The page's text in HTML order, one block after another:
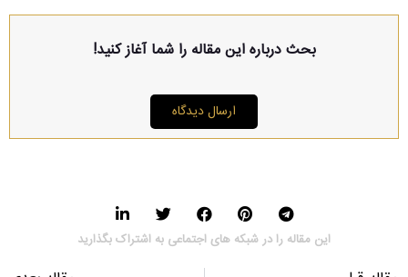
بحث درباره این مقاله را شما آغاز کنید!
ارسال دیدگاه
این مقاله را در شبکه های اجتماعی به اشتراک بگذارید